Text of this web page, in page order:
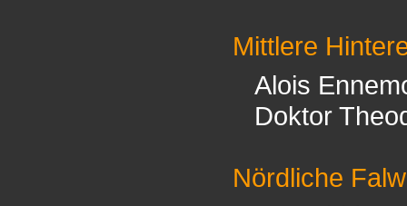
Mittlere
Alois
Doktor
Nördliche